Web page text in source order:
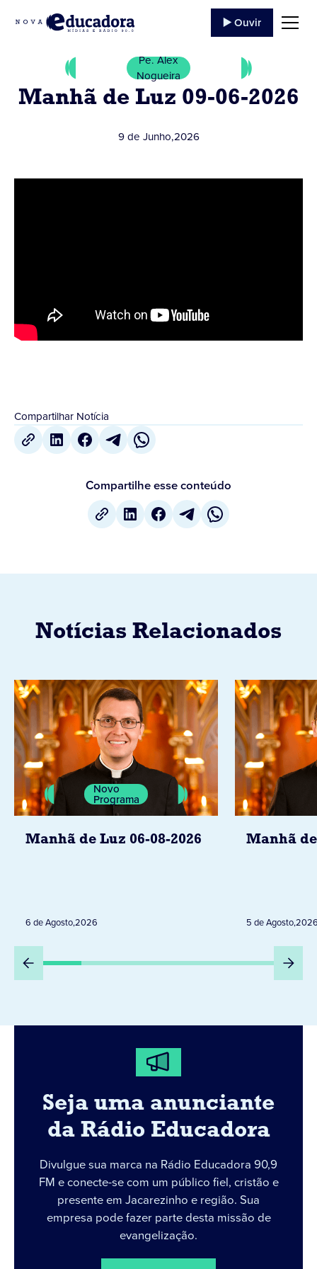
▶️ Ouvir
Pe. Alex
Nogueira
Manhã de Luz 09-06-2026
9 de Junho,2026
Compartilhar Notícia
Compartilhe esse conteúdo
Notícias Relacionados
Novo
Programa
Manhã de Luz 06-08-2026
6 de Agosto,2026
Manhã de
5 de Agosto,
Seja uma anunciante
da Rádio Educadora
Divulgue sua marca na Rádio Educadora 90,9
FM e conecte-se com um público fiel, cristão e
presente em Jacarezinho e região. Sua
empresa pode fazer parte desta missão de
evangelização.